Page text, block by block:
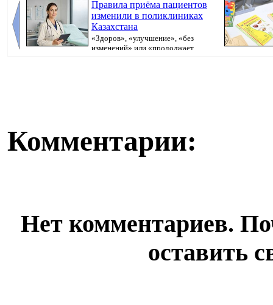
Правила приёма пациентов
изменили в поликлиниках
Казахстана
«Здоров», «улучшение», «без
изменений» или «продолжает
Комментарии:
Нет комментариев.
оставить